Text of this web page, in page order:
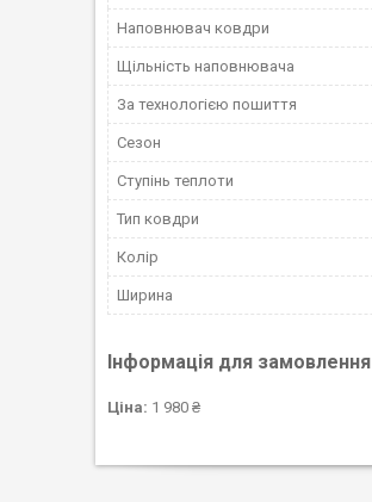
Наповнювач ковдри
Щільність наповнювача
За технологією пошиття
Сезон
Ступінь теплоти
Тип ковдри
Колір
Ширина
Інформація для замовлення
Ціна: 1 980 ₴